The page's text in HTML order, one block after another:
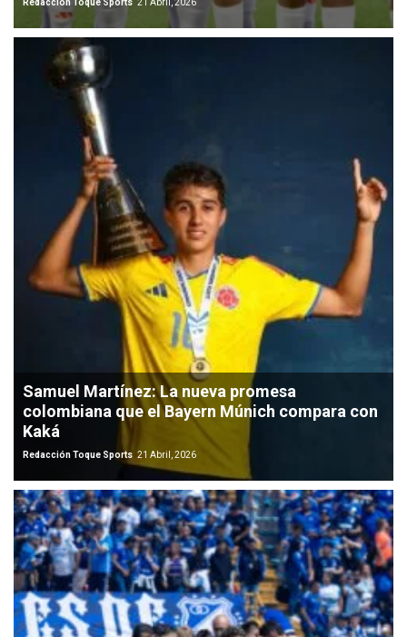
Redacción Toque Sports 21 Abril, 2026
Samuel Martínez: La nueva promesa
colombiana que el Bayern Múnich compara con
Kaká
Redacción Toque Sports 21 Abril, 2026